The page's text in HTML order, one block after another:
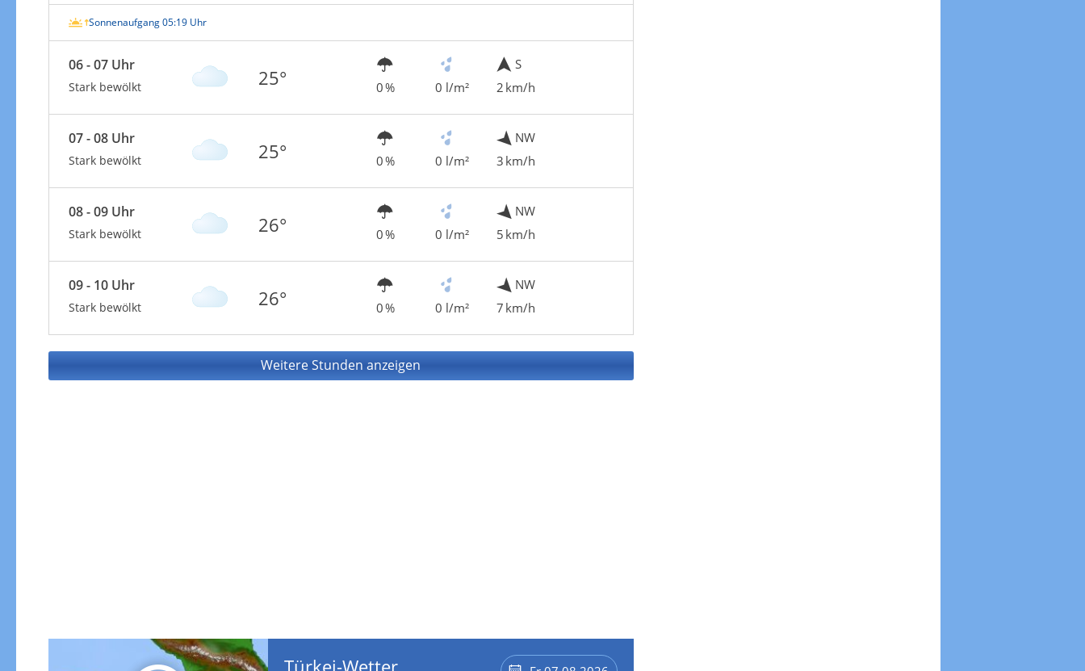
Sonnenaufgang 05:19 Uhr
06 - 07 Uhr
Stark bewölkt 25° 0 % 0 l/m²
S
2 km/h
07 - 08 Uhr
Stark bewölkt 25° 0 % 0 l/m²
NW
3 km/h
08 - 09 Uhr
Stark bewölkt 26° 0 % 0 l/m²
NW
5 km/h
09 - 10 Uhr
Stark bewölkt 26° 0 % 0 l/m²
NW
7 km/h
Weitere Stunden anzeigen
Türkei-Wetter